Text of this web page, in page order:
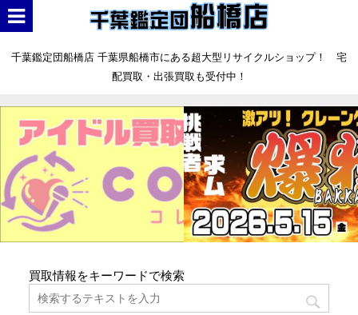
千葉鑑定団船橋店 千葉県船橋市にある超大型リサイクルショップ！ 宅
配買取・出張買取も受付中！
買取情報をキーワードで検索